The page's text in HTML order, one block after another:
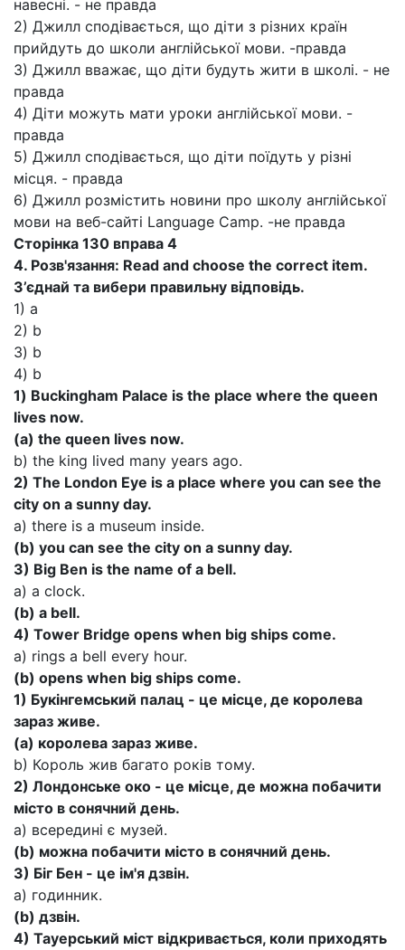
навесні. - не правда
2) Джилл сподівається, що діти з різних країн
прийдуть до школи англійської мови. -правда
3) Джилл вважає, що діти будуть жити в школі. - не
правда
4) Діти можуть мати уроки англійської мови. -
правда
5) Джилл сподівається, що діти поїдуть у різні
місця. - правда
6) Джилл розмістить новини про школу англійської
мови на веб-сайті Language Camp. -не правда
Сторінка 130 вправа 4
4. Розв'язання: Read and choose the correct item.
З’єднай та вибери правильну відповідь.
1) а
2) b
3) b
4) b
1) Buckingham Palace is the place where the queen
lives now.
(a) the queen lives now.
b) the king lived many years ago.
2) The London Eye is a place where you can see the
city on a sunny day.
a) there is a museum inside.
(b) you can see the city on a sunny day.
3) Big Ben is the name of a bell.
a) a clock.
(b) a bell.
4) Tower Bridge opens when big ships come.
a) rings a bell every hour.
(b) opens when big ships come.
1) Букінгемський палац - це місце, де королева
зараз живе.
(а) королева зараз живе.
b) Король жив багато років тому.
2) Лондонське око - це місце, де можна побачити
місто в сонячний день.
а) всередині є музей.
(b) можна побачити місто в сонячний день.
3) Біг Бен - це ім'я дзвін.
а) годинник.
(b) дзвін.
4) Тауерський міст відкривається, коли приходять